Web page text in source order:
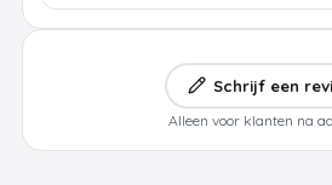
Schrijf een
Alleen voor klanten na